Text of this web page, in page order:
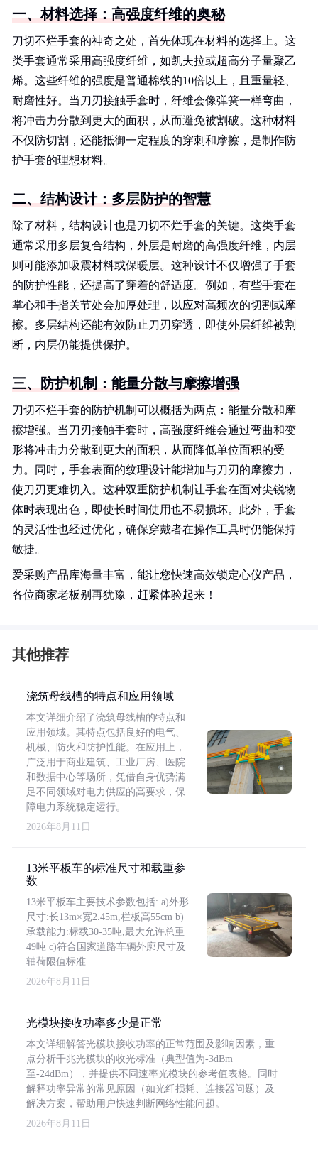
一、材料选择：高强度纤维的奥秘
刀切不烂手套的神奇之处，首先体现在材料的选择上。这
类手套通常采用高强度纤维，如凯夫拉或超高分子量聚乙
烯。这些纤维的强度是普通棉线的10倍以上，且重量轻、
耐磨性好。当刀刃接触手套时，纤维会像弹簧一样弯曲，
将冲击力分散到更大的面积，从而避免被割破。这种材料
不仅防切割，还能抵御一定程度的穿刺和摩擦，是制作防
护手套的理想材料。
二、结构设计：多层防护的智慧
除了材料，结构设计也是刀切不烂手套的关键。这类手套
通常采用多层复合结构，外层是耐磨的高强度纤维，内层
则可能添加吸震材料或保暖层。这种设计不仅增强了手套
的防护性能，还提高了穿着的舒适度。例如，有些手套在
掌心和手指关节处会加厚处理，以应对高频次的切割或摩
擦。多层结构还能有效防止刀刃穿透，即使外层纤维被割
断，内层仍能提供保护。
三、防护机制：能量分散与摩擦增强
刀切不烂手套的防护机制可以概括为两点：能量分散和摩
擦增强。当刀刃接触手套时，高强度纤维会通过弯曲和变
形将冲击力分散到更大的面积，从而降低单位面积的受
力。同时，手套表面的纹理设计能增加与刀刃的摩擦力，
使刀刃更难切入。这种双重防护机制让手套在面对尖锐物
体时表现出色，即使长时间使用也不易损坏。此外，手套
的灵活性也经过优化，确保穿戴者在操作工具时仍能保持
敏捷。
爱采购产品库海量丰富，能让您快速高效锁定心仪产品，
各位商家老板别再犹豫，赶紧体验起来！
其他推荐
浇筑母线槽的特点和应用领域
本文详细介绍了浇筑母线槽的特点和
应用领域。其特点包括良好的电气、
机械、防火和防护性能。在应用上，
广泛用于商业建筑、工业厂房、医院
和数据中心等场所，凭借自身优势满
足不同领域对电力供应的高要求，保
障电力系统稳定运行。
2026年8月11日
13米平板车的标准尺寸和载重参
数
13米平板车主要技术参数包括: a)外形
尺寸:长13m×宽2.45m,栏板高55cm b)
承载能力:标载30-35吨,最大允许总重
49吨 c)符合国家道路车辆外廓尺寸及
轴荷限值标准
2026年8月11日
光模块接收功率多少是正常
本文详细解答光模块接收功率的正常范围及影响因素，重
点分析千兆光模块的收光标准（典型值为-3dBm
至-24dBm），并提供不同速率光模块的参考值表格。同时
解释功率异常的常见原因（如光纤损耗、连接器问题）及
解决方案，帮助用户快速判断网络性能问题。
2026年8月11日